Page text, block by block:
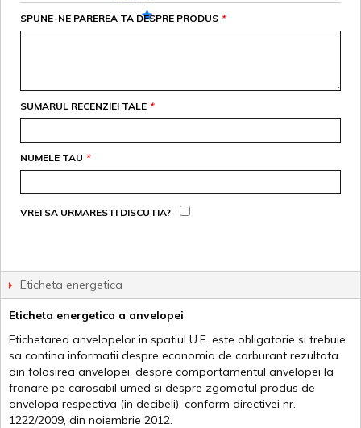
*
SPUNE-NE PAREREA TA DESPRE PRODUS
*
SUMARUL RECENZIEI TALE
*
NUMELE TAU
VREI SA URMARESTI DISCUTIA?
Eticheta energetica
Eticheta energetica a anvelopei
Etichetarea anvelopelor in spatiul U.E. este obligatorie si trebuie
sa contina informatii despre economia de carburant rezultata
din folosirea anvelopei, despre comportamentul anvelopei la
franare pe carosabil umed si despre zgomotul produs de
anvelopa respectiva (in decibeli), conform directivei nr.
1222/2009, din noiembrie 2012.